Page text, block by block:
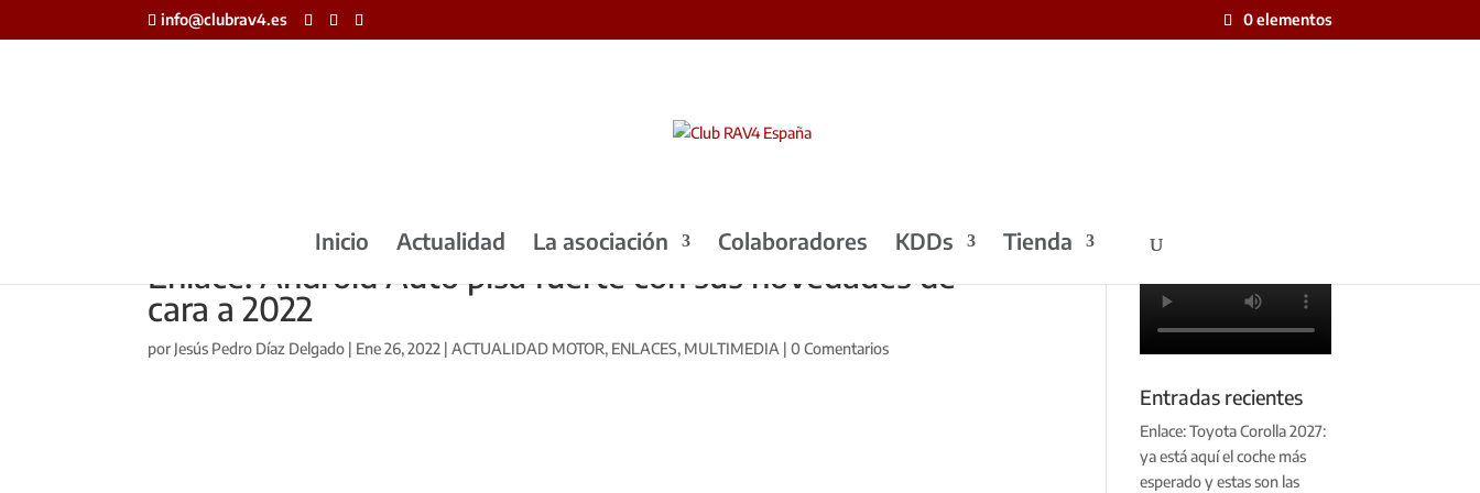
info@clubrav4.es 0 elementos
Inicio Actualidad La asociación Colaboradores KDDs Tienda
Enlace: Android Auto pisa fuerte con sus novedades de
cara a 2022
por Jesús Pedro Díaz Delgado | Ene 26, 2022 |ACTUALIDAD MOTOR, ENLACES, MULTIMEDIA |0 Comentarios
Entradas recientes
Enlace: Toyota Corolla 2027:
ya está aquí el coche más
esperado y estas son las